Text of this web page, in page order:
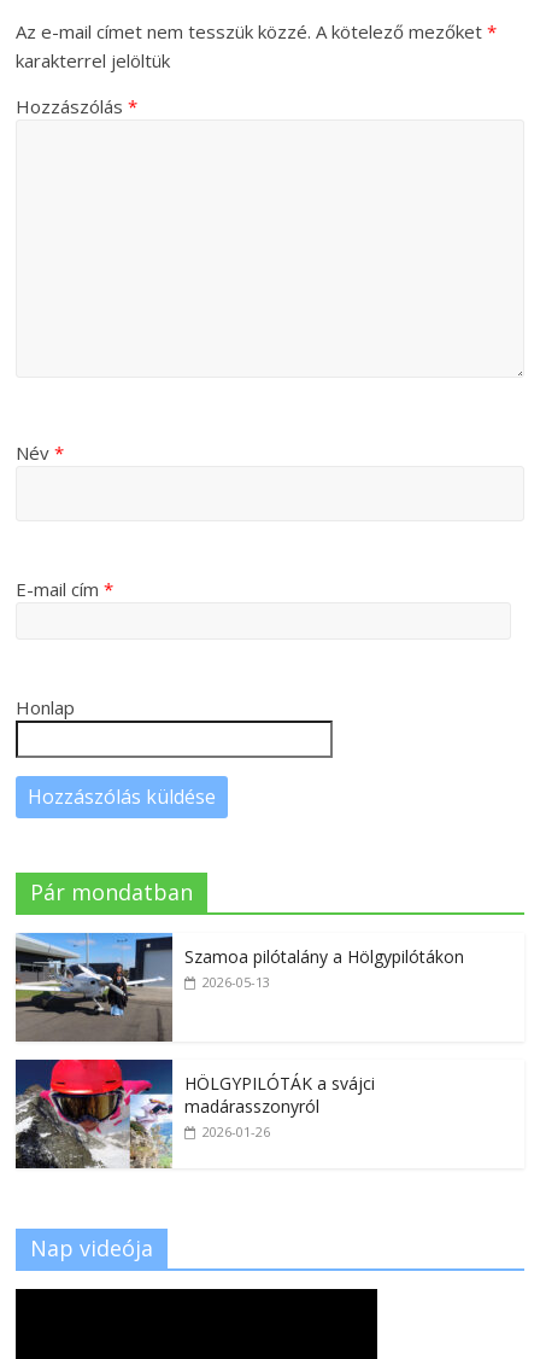
Az e-mail címet nem tesszük közzé. A kötelező mezőket*
karakterrel jelöltük
Hozzászólás*
Név*
E-mail cím*
Honlap
Pár mondatban
Szamoa pilótalány a Hölgypilótákon
2026-05-13
HÖLGYPILÓTÁK a svájci
madárasszonyról
2026-01-26
Nap videója